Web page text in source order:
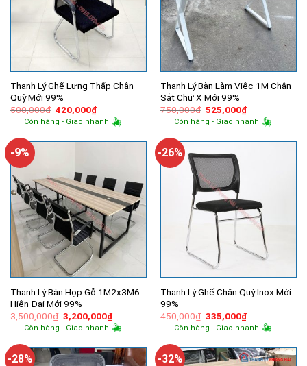
Thanh Lý Ghế Lưng Thấp Chân
Quỳ Mới 99%
500,000₫ Giá
gốc
là:
420,000₫Giá
hiện
tại
420,000₫.
Còn hàng - Giao nhanh
Thanh Lý Bàn Làm Việc 1M Chân
Sắt Chữ X Mới 99%
750,000₫ Giá
gốc
là:
525,000₫Giá
hiện
tại
525,000₫.
Còn hàng - Giao nhanh
-9%
Thanh Lý Bàn Họp Gỗ 1M2x3M6
Hiện Đại Mới 99%
3,500,000₫ Giá
gốc
là:
3,200,000₫Giá
hiện
tại
3,200,000₫.
Còn hàng - Giao nhanh
-26%
Thanh Lý Ghế Chân Quỳ Inox Mới
99%
450,000₫ Giá
gốc
là:
335,000₫Giá
hiện
tại
335,000₫.
Còn hàng - Giao nhanh
-28% -32%